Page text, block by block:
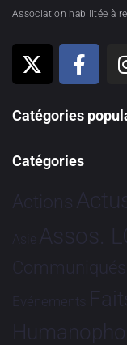
Association habilitée à
Catégories
Catégories
Actions
Asie Assos.
Communiqués
Evénements